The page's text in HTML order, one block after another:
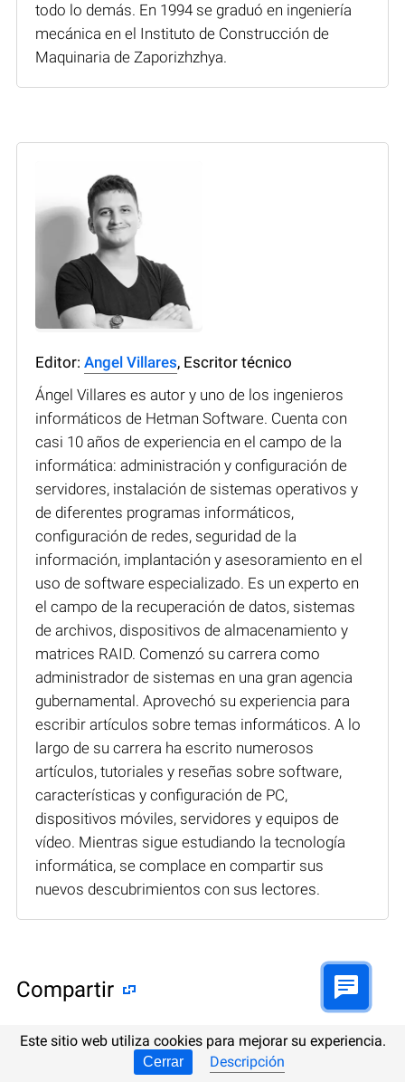
todo lo demás. En 1994 se graduó en ingeniería
mecánica en el Instituto de Construcción de
Maquinaria de Zaporizhzhya.
Editor: Angel Villares, Escritor técnico
Ángel Villares es autor y uno de los ingenieros
informáticos de Hetman Software. Cuenta con
casi 10 años de experiencia en el campo de la
informática: administración y configuración de
servidores, instalación de sistemas operativos y
de diferentes programas informáticos,
configuración de redes, seguridad de la
información, implantación y asesoramiento en el
uso de software especializado. Es un experto en
el campo de la recuperación de datos, sistemas
de archivos, dispositivos de almacenamiento y
matrices RAID. Comenzó su carrera como
administrador de sistemas en una gran agencia
gubernamental. Aprovechó su experiencia para
escribir artículos sobre temas informáticos. A lo
largo de su carrera ha escrito numerosos
artículos, tutoriales y reseñas sobre software,
características y configuración de PC,
dispositivos móviles, servidores y equipos de
vídeo. Mientras sigue estudiando la tecnología
informática, se complace en compartir sus
nuevos descubrimientos con sus lectores.
Compartir
Este sitio web utiliza cookies para mejorar su experiencia.
Cerrar Descripción